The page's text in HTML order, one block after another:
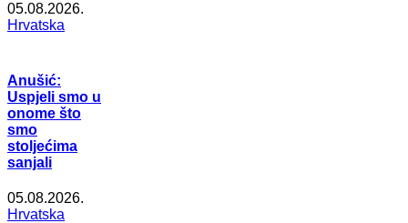
05.08.2026.
Hrvatska
Anušić:
Uspjeli smo u
onome što
smo
stoljećima
sanjali
05.08.2026.
Hrvatska